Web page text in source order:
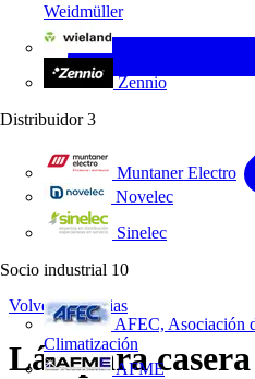
Weidmüller
Zennio
Distribuidor 3
Muntaner Electro
Novelec
Sinelec
Socio industrial 10
AFEC, Asociación
Climatización
AFME
Volver a Noticias
Lámpara